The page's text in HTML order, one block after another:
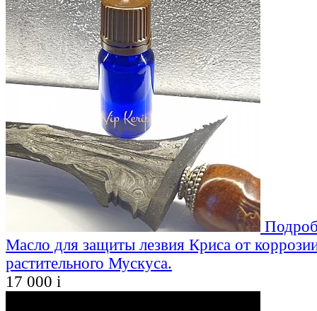
Масло для защиты лезвия Криса от
растительного Мускуса.
17 000 i